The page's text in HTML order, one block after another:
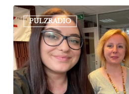
Zumcast
#6:
NÁSILIE
V
ROZPRÁVKACH?
(hostia:
doc.
PULZRADIO